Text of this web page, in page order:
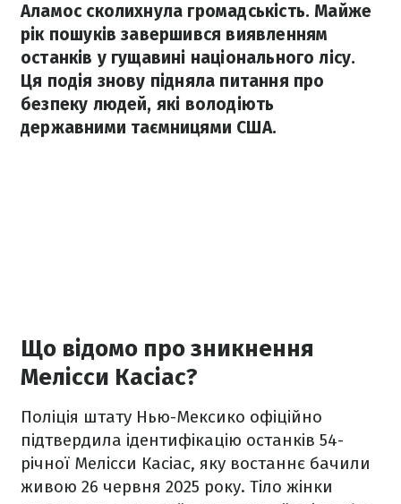
Аламос сколихнула громадськість. Майже
рік пошуків завершився виявленням
останків у гущавині національного лісу.
Ця подія знову підняла питання про
безпеку людей, які володіють
державними таємницями США.
Що відомо про зникнення
Мелісси Касіас?
Поліція штату Нью-Мексико офіційно
підтвердила ідентифікацію останків 54-
річної Мелісси Касіас, яку востаннє бачили
живою 26 червня 2025 року. Тіло жінки